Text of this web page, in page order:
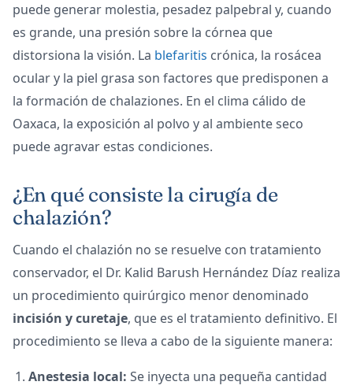
puede generar molestia, pesadez palpebral y, cuando
es grande, una presión sobre la córnea que
distorsiona la visión. La blefaritis crónica, la rosácea
ocular y la piel grasa son factores que predisponen a
la formación de chalaziones. En el clima cálido de
Oaxaca, la exposición al polvo y al ambiente seco
puede agravar estas condiciones.
¿En qué consiste la cirugía de
chalazión?
Cuando el chalazión no se resuelve con tratamiento
conservador, el Dr. Kalid Barush Hernández Díaz realiza
un procedimiento quirúrgico menor denominado
incisión y curetaje, que es el tratamiento definitivo. El
procedimiento se lleva a cabo de la siguiente manera:
Anestesia local: Se inyecta una pequeña cantidad